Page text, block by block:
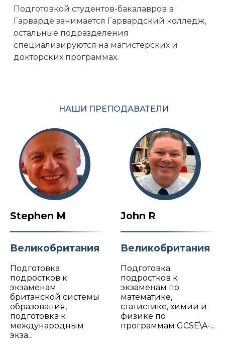
Подготовкой студентов-бакалавров в
Гарварде занимается Гарвардский колледж,
остальные подразделения
специализируются на магистерских и
докторских программах.
НАШИ ПРЕПОДАВАТЕЛИ
Stephen M
Великобритания
Подготовка
подростков к
экзаменам
британской системы
образования,
подготовка к
международным
экза...
John R
Великобритания
Подготовка
подростков к
экзаменам по
математике,
статистике, химии и
физике по
программам GCSE\A-...